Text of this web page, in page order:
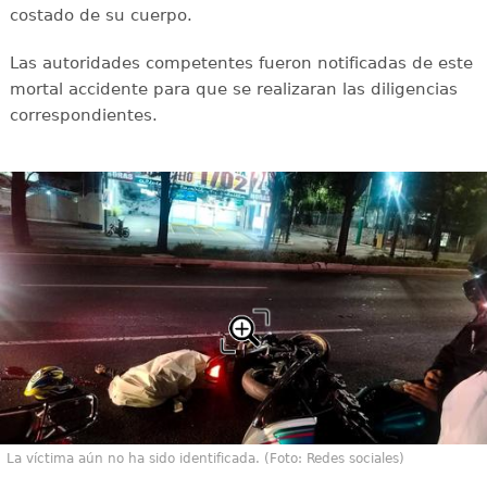
costado de su cuerpo.
Las autoridades competentes fueron notificadas de este
mortal accidente para que se realizaran las diligencias
correspondientes.
La víctima aún no ha sido identificada. (Foto: Redes sociales)